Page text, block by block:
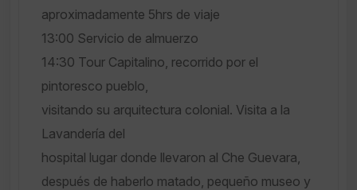
aproximadamente 5hrs de viaje
13:00 Servicio de almuerzo
14:30 Tour Capitalino, recorrido por el
pintoresco pueblo,
visitando su arquitectura colonial. Visita a la
Lavandería del
hospital lugar donde llevaron al Che Guevara,
después de haberlo matado, pequeño museo y